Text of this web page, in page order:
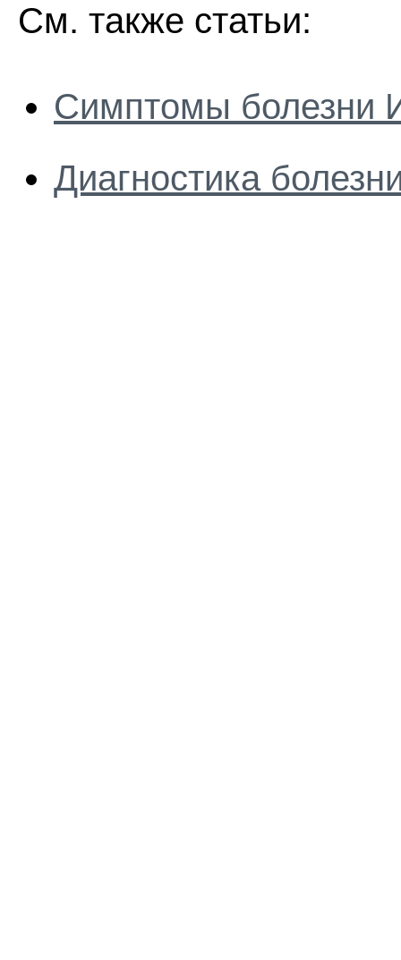
См. также статьи:
Симптомы болезни
Диагностика